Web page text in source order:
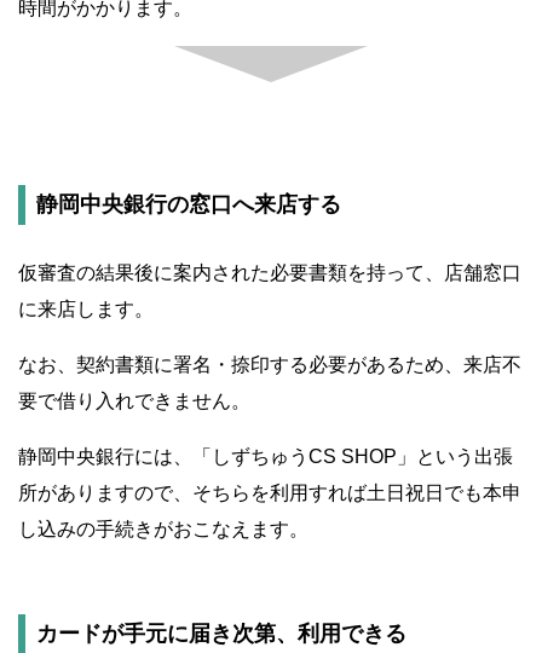
時間がかかります。
静岡中央銀行の窓口へ来店する
仮審査の結果後に案内された必要書類を持って、店舗窓口
に来店します。
なお、契約書類に署名・捺印する必要があるため、来店不
要で借り入れできません。
静岡中央銀行には、「しずちゅうCS SHOP」という出張
所がありますので、そちらを利用すれば土日祝日でも本申
し込みの手続きがおこなえます。
カードが手元に届き次第、利用できる